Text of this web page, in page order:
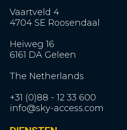
Vaartveld 4
4704 SE Roosendaal
Heiweg 16
6161 DA Geleen
The Netherlands
+31 (0)88 - 12 33 600
info@sky-access.com